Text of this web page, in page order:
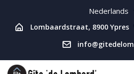
Nederlands
Lombaardstraat, 8900 Ypres